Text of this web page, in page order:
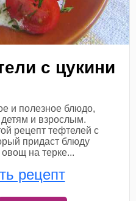
с цукини
и полезное блюдо,
и взрослым.
рецепт тефтелей с
придаст блюду
на терке...
рецепт